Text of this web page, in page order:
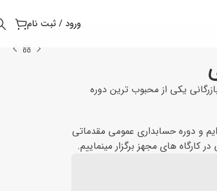
ورود / ثبت نام
یکی از محبوب ترین دوره
و دوره حسابداری عمومی مقدماتی
های مجهز برگزار مینماییم.